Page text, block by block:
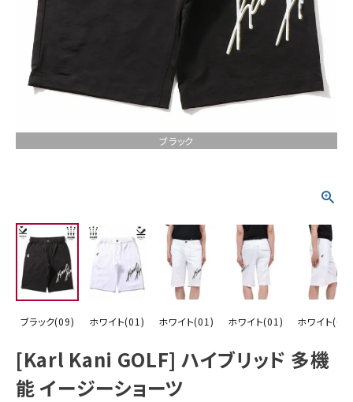
ランキング
お問い合わせ
詳しい条件から探す
ブラック
ブラック(09) ホワイト(01) ホワイト(01) ホワイト(01) ホワイト(01)
[Karl Kani GOLF] ハイブリッド 多機
能 イージーショーツ